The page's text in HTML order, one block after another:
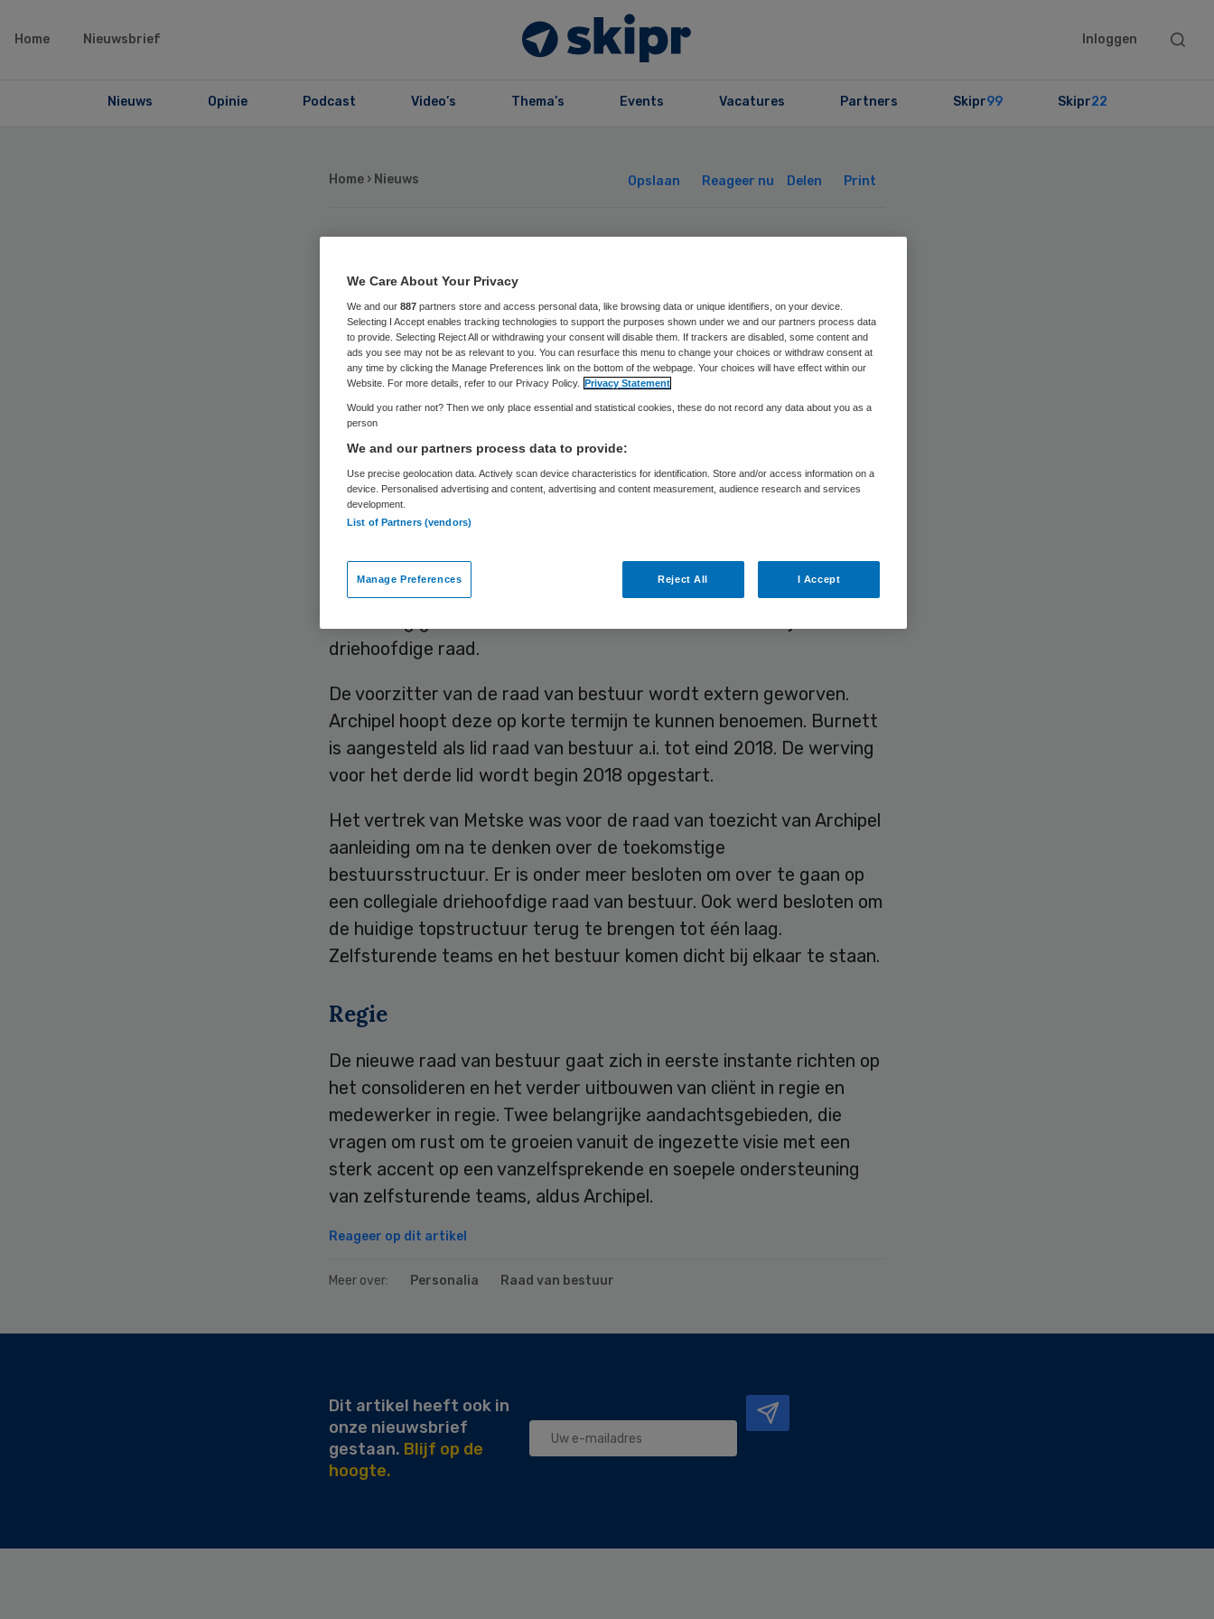
Home Nieuwsbrief Inloggen
Search
Nieuws Opinie Podcast Video’s Thema’s Events Vacatures Partners Skipr99 Skipr22
Home › Nieuws Opslaan Reageer nu Delen Print
Archipel benoemt
nieuwe raad van
bestuur
raad van bestuur. Vertrekkend bestuurder Anton Metske draagt
het stokje over aan Monique Hertogs en Lisette Burnett (a.i.). Er
driehoofdige raad.
De voorzitter van de raad van bestuur wordt extern geworven.
Archipel hoopt deze op korte termijn te kunnen benoemen. Burnett
is aangesteld als lid raad van bestuur a.i. tot eind 2018. De werving
voor het derde lid wordt begin 2018 opgestart.
Het vertrek van Metske was voor de raad van toezicht van Archipel
aanleiding om na te denken over de toekomstige
bestuursstructuur. Er is onder meer besloten om over te gaan op
een collegiale driehoofdige raad van bestuur. Ook werd besloten om
de huidige topstructuur terug te brengen tot één laag.
Zelfsturende teams en het bestuur komen dicht bij elkaar te staan.
Regie
De nieuwe raad van bestuur gaat zich in eerste instante richten op
het consolideren en het verder uitbouwen van cliënt in regie en
medewerker in regie. Twee belangrijke aandachtsgebieden, die
vragen om rust om te groeien vanuit de ingezette visie met een
sterk accent op een vanzelfsprekende en soepele ondersteuning
van zelfsturende teams, aldus Archipel.
Reageer op dit artikel
Meer over: Personalia Raad van bestuur
Dit artikel heeft ook in
onze nieuwsbrief
gestaan. Blijf op de
hoogte.
We Care About Your Privacy
We and our 887 partners store and access personal data, like browsing data or unique identifiers, on your device.
Selecting I Accept enables tracking technologies to support the purposes shown under we and our partners process data
to provide. Selecting Reject All or withdrawing your consent will disable them. If trackers are disabled, some content and
ads you see may not be as relevant to you. You can resurface this menu to change your choices or withdraw consent at
any time by clicking the Manage Preferences link on the bottom of the webpage. Your choices will have effect within our
Website. For more details, refer to our Privacy Policy. Privacy Statement
Would you rather not? Then we only place essential and statistical cookies, these do not record any data about you as a
person
We and our partners process data to provide:
Use precise geolocation data. Actively scan device characteristics for identification. Store and/or access information on a
device. Personalised advertising and content, advertising and content measurement, audience research and services
development.
List of Partners (vendors)
Manage Preferences Reject All I Accept